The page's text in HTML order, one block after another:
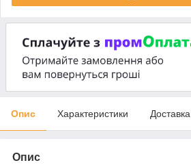
Опис Характеристики Доставка
Опис